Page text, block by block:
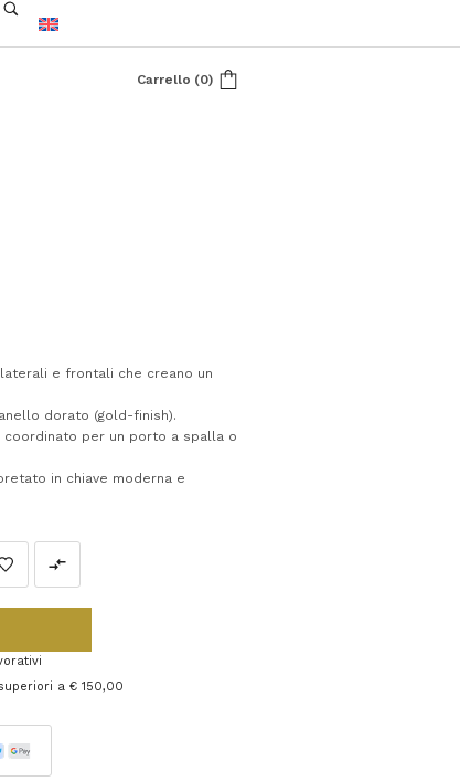
Carrello (0)
laterali e frontali che creano un
dorato (gold-finish).
per un porto a spalla o
in chiave moderna e
a € 150,00